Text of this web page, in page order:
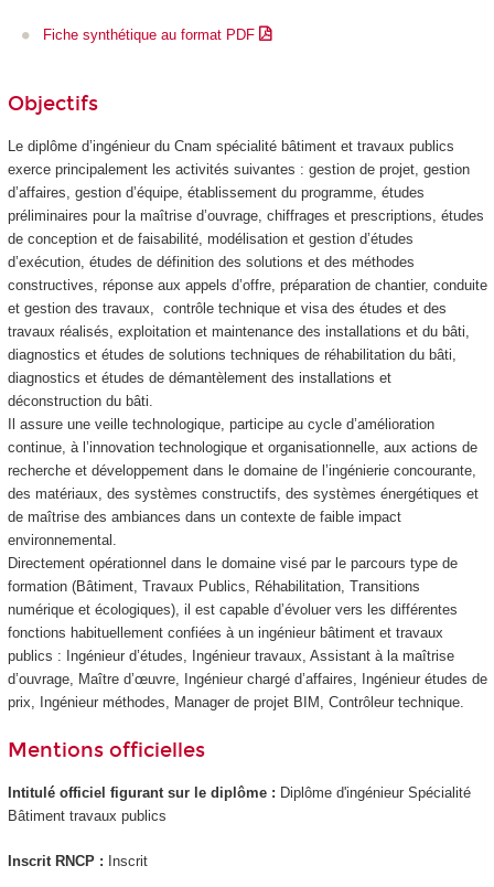
Fiche synthétique au format PDF
Objectifs
Le diplôme d’ingénieur du Cnam spécialité bâtiment et travaux publics
exerce principalement les activités suivantes : gestion de projet, gestion
d’affaires, gestion d’équipe, établissement du programme, études
préliminaires pour la maîtrise d’ouvrage, chiffrages et prescriptions, études
de conception et de faisabilité, modélisation et gestion d’études
d’exécution, études de définition des solutions et des méthodes
constructives, réponse aux appels d’offre, préparation de chantier, conduite
et gestion des travaux, contrôle technique et visa des études et des
travaux réalisés, exploitation et maintenance des installations et du bâti,
diagnostics et études de solutions techniques de réhabilitation du bâti,
diagnostics et études de démantèlement des installations et
déconstruction du bâti.
Il assure une veille technologique, participe au cycle d’amélioration
continue, à l’innovation technologique et organisationnelle, aux actions de
recherche et développement dans le domaine de l’ingénierie concourante,
des matériaux, des systèmes constructifs, des systèmes énergétiques et
de maîtrise des ambiances dans un contexte de faible impact
environnemental.
Directement opérationnel dans le domaine visé par le parcours type de
formation (Bâtiment, Travaux Publics, Réhabilitation, Transitions
numérique et écologiques), il est capable d’évoluer vers les différentes
fonctions habituellement confiées à un ingénieur bâtiment et travaux
publics : Ingénieur d’études, Ingénieur travaux, Assistant à la maîtrise
d’ouvrage, Maître d’œuvre, Ingénieur chargé d’affaires, Ingénieur études de
prix, Ingénieur méthodes, Manager de projet BIM, Contrôleur technique.
Mentions officielles
Intitulé officiel figurant sur le diplôme : Diplôme d'ingénieur Spécialité
Bâtiment travaux publics
Inscrit RNCP: Inscrit